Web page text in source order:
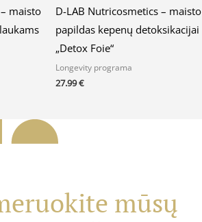
maisto
D-LAB Nutricosmetics – maisto
papildas kepenų detoksikacijai
„Detox Foie“
Longevity programa
27.99€
mūsų